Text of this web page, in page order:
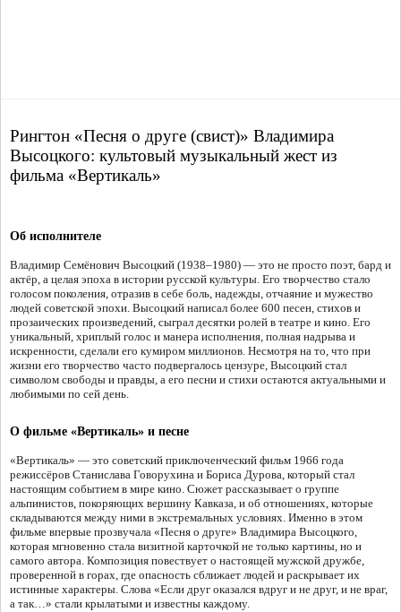
Рингтон «Песня о друге (свист)» Владимира
Высоцкого: культовый музыкальный жест из
фильма «Вертикаль»
Об исполнителе
Владимир Семёнович Высоцкий (1938–1980) — это не просто поэт, бард и
актёр, а целая эпоха в истории русской культуры. Его творчество стало
голосом поколения, отразив в себе боль, надежды, отчаяние и мужество
людей советской эпохи. Высоцкий написал более 600 песен, стихов и
прозаических произведений, сыграл десятки ролей в театре и кино. Его
уникальный, хриплый голос и манера исполнения, полная надрыва и
искренности, сделали его кумиром миллионов. Несмотря на то, что при
жизни его творчество часто подвергалось цензуре, Высоцкий стал
символом свободы и правды, а его песни и стихи остаются актуальными и
любимыми по сей день.
О фильме «Вертикаль» и песне
«Вертикаль» — это советский приключенческий фильм 1966 года
режиссёров Станислава Говорухина и Бориса Дурова, который стал
настоящим событием в мире кино. Сюжет рассказывает о группе
альпинистов, покоряющих вершину Кавказа, и об отношениях, которые
складываются между ними в экстремальных условиях. Именно в этом
фильме впервые прозвучала «Песня о друге» Владимира Высоцкого,
которая мгновенно стала визитной карточкой не только картины, но и
самого автора. Композиция повествует о настоящей мужской дружбе,
проверенной в горах, где опасность сближает людей и раскрывает их
истинные характеры. Слова «Если друг оказался вдруг и не друг, и не враг,
а так…» стали крылатыми и известны каждому.